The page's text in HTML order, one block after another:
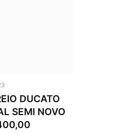
DUCATO
SEMI NOVO